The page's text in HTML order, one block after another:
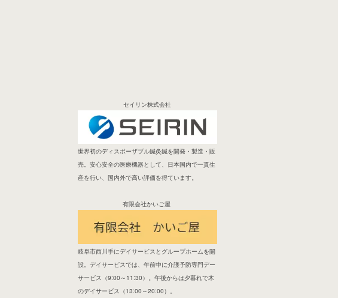
セイリン株式会社
世界初のディスポーザブル鍼灸鍼を開発・製造・販
売。安心安全の医療機器として、日本国内で一貫生
産を行い、国内外で高い評価を得ています。
有限会社かいご屋
岐阜市西川手にデイサービスとグループホームを開
設。デイサービスでは、午前中に介護予防専門デー
サービス（9:00～11:30）。午後からは夕暮れで木
のデイサービス（13:00～20:00）。